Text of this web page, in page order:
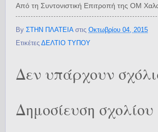
Από τη Συντονιστική Επιτροπή της ΟΜ
By ΣΤΗΝ ΠΛΑΤΕΙΑ στις Οκτωβρίου 04, 2015
Ετικέτες ΔΕΛΤΙΟ ΤΥΠΟΥ
Δεν υπάρχουν
Δημοσίευση σχολίου